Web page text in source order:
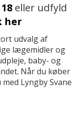
eller udfyld
her
udvalg af
lægemidler og
baby- og
Når du køber
Lyngby Svane